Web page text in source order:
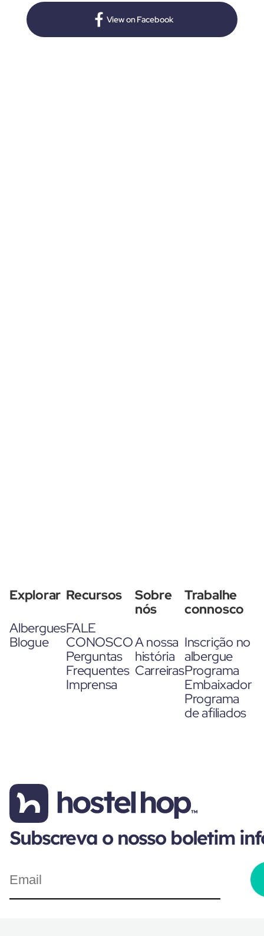
View on Facebook
Explorar
Albergues
Blogue
Recursos
FALE
CONOSCO
Perguntas
Frequentes
Imprensa
Sobre
nós
A nossa
história
Carreiras
Trabalhe
connosco
Inscrição no
albergue
Programa
Embaixador
Programa
de afiliados
Subscreva o nosso boletim